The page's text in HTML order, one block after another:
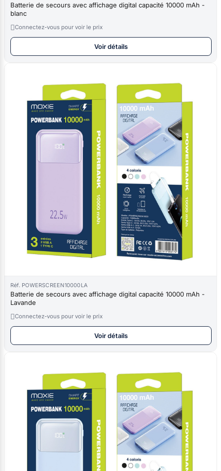
Batterie de secours avec affichage digital capacité 10000 mAh -
blanc
Connectez-vous pour voir le prix
Voir détails
Réf. POWERSCREEN10000LA
Batterie de secours avec affichage digital capacité 10000 mAh -
Lavande
Connectez-vous pour voir le prix
Voir détails